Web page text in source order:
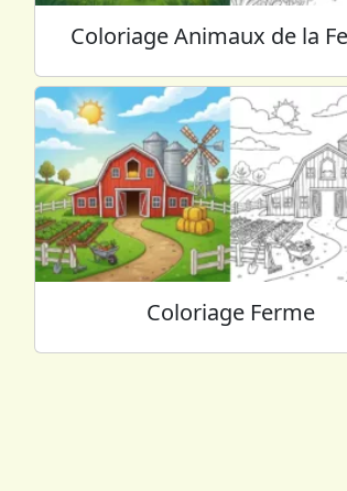
Coloriage Animaux de la
Coloriage Ferme